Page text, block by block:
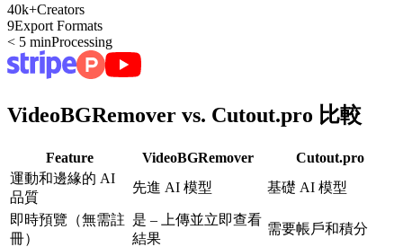
40k+Creators
9Export Formats
< 5 minProcessing
VideoBGRemover vs. Cutout.pro 比較
Feature VideoBGRemover
Cutout.pro
運動和邊緣的 AI
品質
先進 AI 模型 基礎 AI 模型
即時預覽（無需註
冊）
是 – 上傳並立即查看
結果
需要帳戶和積分